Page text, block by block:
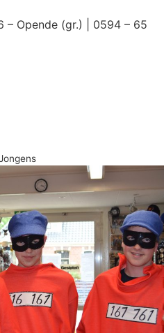
– Opende (gr.) | 0594 – 65